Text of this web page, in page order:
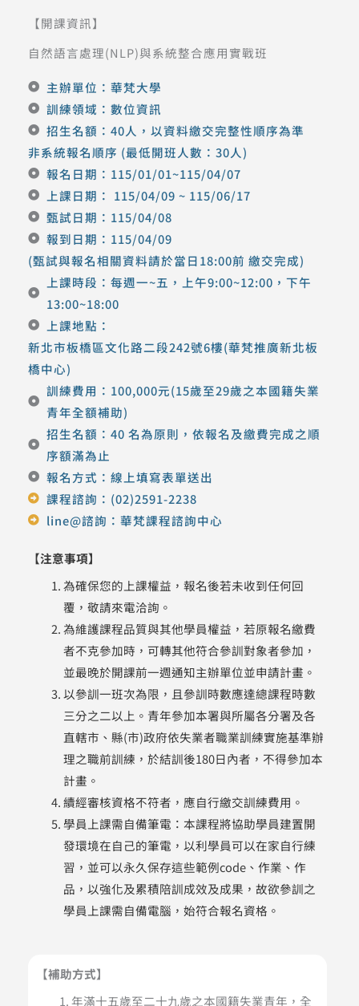
【開課資訊】
自然語言處理(NLP)與系統整合應用實戰班
主辦單位：華梵大學
訓練領域：數位資訊
招生名額：40人，以資料繳交完整性順序為準
非系統報名順序 (最低開班人數：30人)
報名日期：115/01/01~115/04/07
上課日期： 115/04/09 ~ 115/06/17
甄試日期：115/04/08
報到日期：115/04/09
(甄試與報名相關資料請於當日18:00前 繳交完成)
上課時段：每週一~五，上午9:00~12:00，下午
13:00~18:00
上課地點：
新北市板橋區文化路二段242號6樓(華梵推廣新北板
橋中心)
訓練費用：100,000元(15歲至29歲之本國籍失業
青年全額補助)
招生名額：40 名為原則，依報名及繳費完成之順
序額滿為止
報名方式：線上填寫表單送出
課程諮詢：(02)2591-2238
line@諮詢：華梵課程諮詢中心
【注意事項】
為確保您的上課權益，報名後若未收到任何回
覆，敬請來電洽詢。
為維護課程品質與其他學員權益，若原報名繳費
者不克參加時，可轉其他符合參訓對象者參加，
並最晚於開課前一週通知主辦單位並申請計畫。
以參訓一班次為限，且參訓時數應達總課程時數
三分之二以上。青年參加本署與所屬各分署及各
直轄市、縣(市)政府依失業者職業訓練實施基準辦
理之職前訓練，於結訓後180日內者，不得參加本
計畫。
續經審核資格不符者，應自行繳交訓練費用。
學員上課需自備筆電：本課程將協助學員建置開
發環境在自己的筆電，以利學員可以在家自行練
習，並可以永久保存這些範例code、作業、作
品，以強化及累積陪訓成效及成果，故欲參訓之
學員上課需自備電腦，始符合報名資格。
【補助方式】
年滿十五歲至二十九歲之本國籍失業青年，全